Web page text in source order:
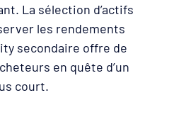
La sélection d’actifs
les rendements
secondaire offre de
en quête d’un
court.